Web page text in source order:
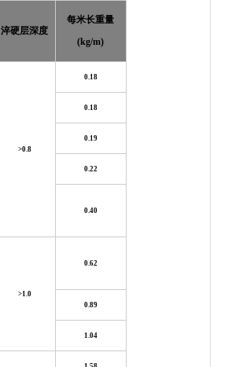
淬硬层深度
每米长重量
(kg/m)
>0.8
0.18
0.18
0.19
0.22
0.40
>1.0
0.62
0.89
1.04